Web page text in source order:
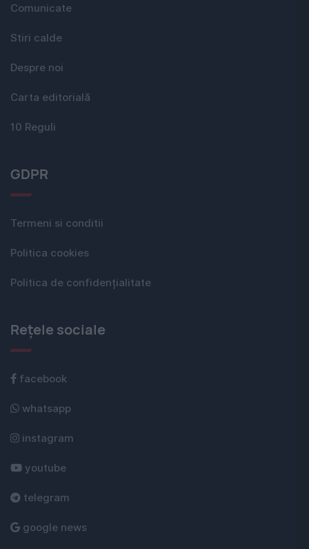
Comunicate
Stiri calde
Despre noi
Carta editorială
10 Reguli
GDPR
Termeni si conditii
Politica cookies
Politica de confidențialitate
Rețele sociale
facebook
whatsapp
instagram
youtube
telegram
google news